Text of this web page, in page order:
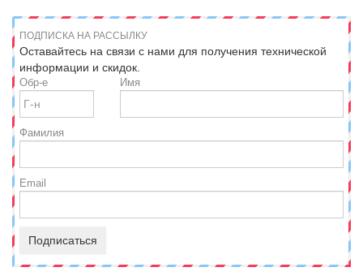
ПОДПИСКА НА РАССЫЛКУ
Оставайтесь на связи с нами для получения технической
информации и скидок.
Обр-е Имя
Фамилия
Email
Подписаться